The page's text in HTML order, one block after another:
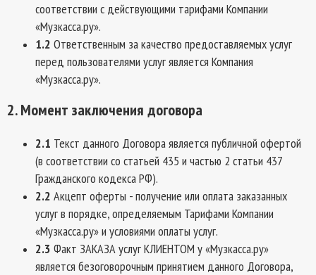
соответствии с действующими тарифами Компании
«Музкасса.ру».
1.2 Ответственным за качество предоставляемых услуг
перед пользователями услуг является Компания
«Музкасса.ру».
2. Момент заключения договора
2.1 Текст данного Договора является публичной офертой
(в соответствии со статьей 435 и частью 2 статьи 437
Гражданского кодекса РФ).
2.2 Акцепт оферты - получение или оплата заказанных
услуг в порядке, определяемым Тарифами Компании
«Музкасса.ру» и условиями оплаты услуг.
2.3 Факт ЗАКАЗА услуг КЛИЕНТОМ у «Музкасса.ру»
является безоговорочным принятием данного Договора,